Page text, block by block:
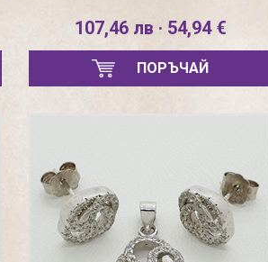
107,46 лв · 54,94 €
ПОРЪЧАЙ